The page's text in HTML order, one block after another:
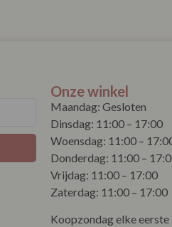
Onze winkel
Maandag: Gesloten
Dinsdag: 11:00 – 17:00
Woensdag: 11:00 –
Donderdag: 11:00 –
Vrijdag: 11:00 – 17:00
Zaterdag: 11:00 – 17:00
Koopzondag elke eerste